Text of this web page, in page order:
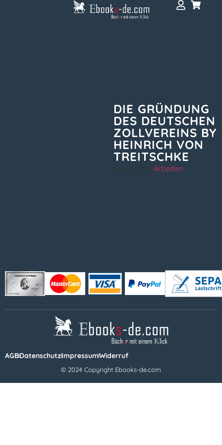
DIE GRÜNDUNG
DES DEUTSCHEN
ZOLLVEREINS BY
HEINRICH VON
TREITSCHKE
Kategorie:Arbeiten
AGBDatenschutzImpressumWiderruf
© 2024 Copyright Ebooks-de.com